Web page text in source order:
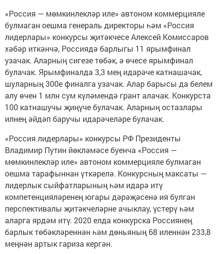
«Россия — мөмкинлекләр иле» автоном коммерцияле
булмаган оешма генераль директоры һәм «Россия
лидерлары» конкурсы җитәкчесе Алексей Комиссаров
хәбәр иткәнчә, Россиядә барлыгы 11 ярымфинал
узачак. Аларның сигезе төбәк, ә өчесе ярымфинал
булачак. Ярымфиналда 3,3 мең идарәче катнашачак,
шуларның 300е финалга узачак. Алар барысы да белем
алу өчен 1 млн сум күләмендә грант алачак. Конкурста
100 катнашучы җиңүче булачак. Аларның остазлары
илнең әйдәп баручы идарәчеләре булачак.
«Россия лидерлары» конкурсы РФ Президенты
Владимир Путин йөкләмәсе буенча «Россия —
мөмкинлекләр иле» автоном коммерцияле булмаган
оешма тарафыннан үткәрелә. Конкурсның максаты —
лидерлык сыйфатларының һәм идарә итү
компетенцияләренең югары дәрәҗәсенә ия булган
перспективалы җитәкчеләрне ачыклау, үстерү һәм
аларга ярдәм итү. 2020 елда конкурска Россиянең
барлык төбәкләреннән һәм дөньяның 68 иленнән 233,8
меңнән артык гариза кергән.